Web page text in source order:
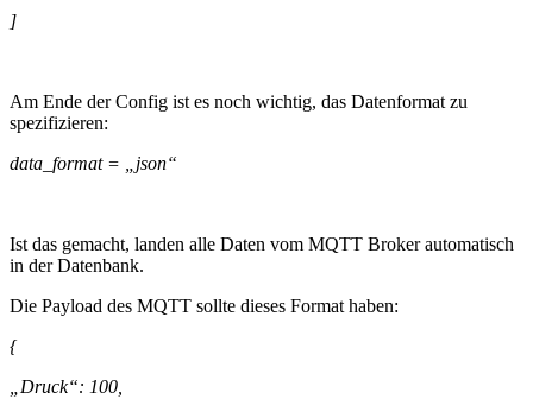
]
Am Ende der Config ist es noch wichtig, das Datenformat zu
spezifizieren:
data_format = „json“
Ist das gemacht, landen alle Daten vom MQTT Broker automatisch
in der Datenbank.
Die Payload des MQTT sollte dieses Format haben:
{
„Druck“: 100,